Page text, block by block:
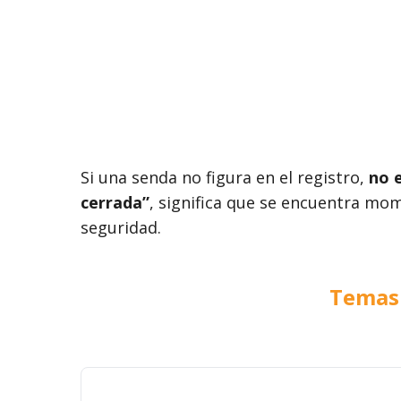
Si una senda no figura en el registro, no
cerrada”, significa que se encuentra
seguridad.